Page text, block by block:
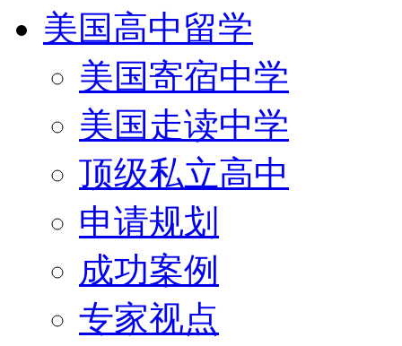
美国高中留学
美国寄宿中学
美国走读中学
顶级私立高中
申请规划
成功案例
专家视点